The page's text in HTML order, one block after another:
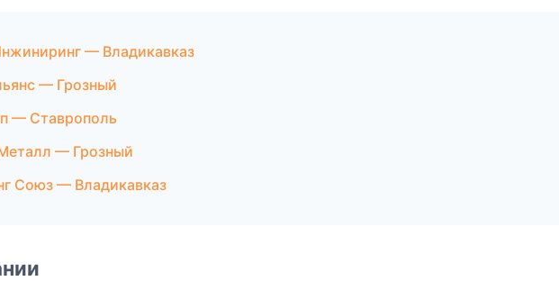
— Владикавказ
— Грозный
— Ставрополь
— Грозный
Союз — Владикавказ